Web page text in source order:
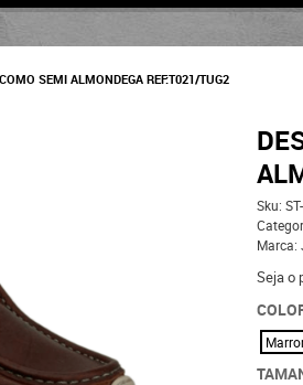
SEMI ALMONDEGA REF:T021/TUG2
Sku:
Marca:
Seja o